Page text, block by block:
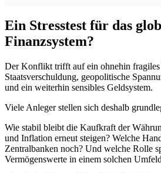
Ein Stresstest für das
Finanzsystem?
Der Konflikt trifft auf ein ohnehin
Staatsverschuldung, geopolitische
und ein weiterhin sensibles Geldsystem.
Viele Anleger stellen sich deshalb
Wie stabil bleibt die Kaufkraft der
und Inflation erneut steigen? Welche
Zentralbanken noch? Und welche Rolle
Vermögenswerte in einem solchen